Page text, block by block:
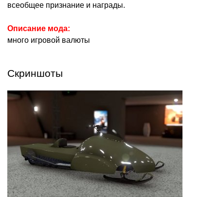
всеобщее признание и награды.
Описание мода:
много игровой валюты
Скриншоты